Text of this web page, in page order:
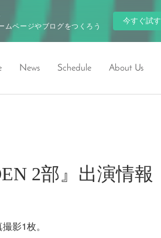
ムページやブログをつくろう
今すぐ試す
News Schedule About Us
2部』出演情報
影1枚。